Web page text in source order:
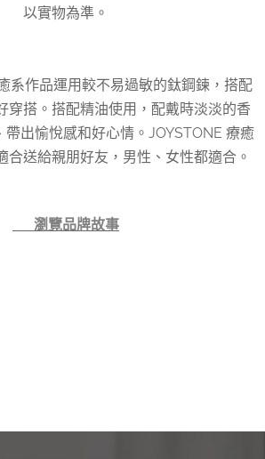
以實物為準。
系作品運用較不易過敏的鈦鋼鍊，搭配
穿搭。搭配精油使用，配戴時淡淡的香
出愉悅感和好心情。JOYSTONE 療癒
合送給親朋好友，男性、女性都適合。
👉 瀏覽品牌故事